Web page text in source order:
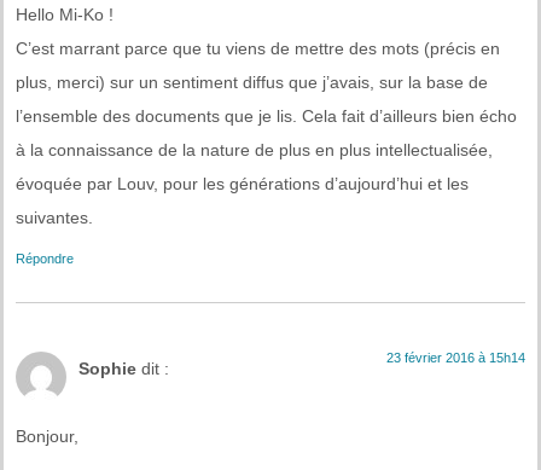
Hello Mi-Ko !
C’est marrant parce que tu viens de mettre des mots (précis en
plus, merci) sur un sentiment diffus que j’avais, sur la base de
l’ensemble des documents que je lis. Cela fait d’ailleurs bien écho
à la connaissance de la nature de plus en plus intellectualisée,
évoquée par Louv, pour les générations d’aujourd’hui et les
suivantes.
Répondre
Sophie dit :
23 février 2016 à 15h14
Bonjour,